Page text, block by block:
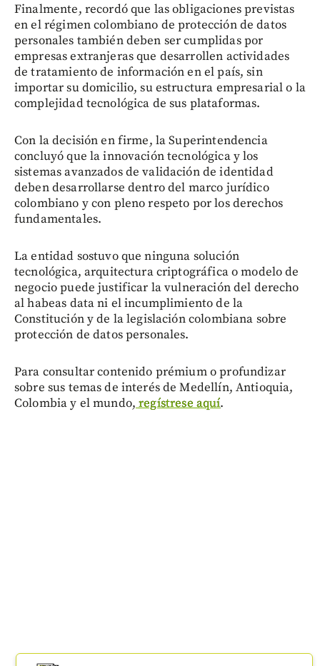
Finalmente, recordó que las obligaciones previstas
en el régimen colombiano de protección de datos
personales también deben ser cumplidas por
empresas extranjeras que desarrollen actividades
de tratamiento de información en el país, sin
importar su domicilio, su estructura empresarial o la
complejidad tecnológica de sus plataformas.
Con la decisión en firme, la Superintendencia
concluyó que la innovación tecnológica y los
sistemas avanzados de validación de identidad
deben desarrollarse dentro del marco jurídico
colombiano y con pleno respeto por los derechos
fundamentales.
La entidad sostuvo que ninguna solución
tecnológica, arquitectura criptográfica o modelo de
negocio puede justificar la vulneración del derecho
al habeas data ni el incumplimiento de la
Constitución y de la legislación colombiana sobre
protección de datos personales.
Para consultar contenido prémium o profundizar
sobre sus temas de interés de Medellín, Antioquia,
Colombia y el mundo, regístrese aquí.